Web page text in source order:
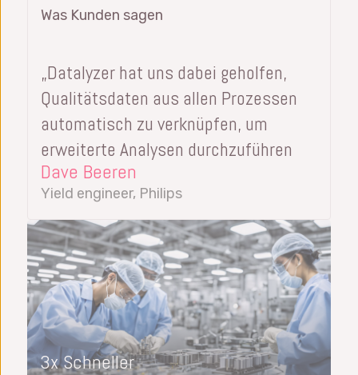
3x Schneller
Was Kunden sagen
„Datalyzer hat uns dabei geholfen,
Qualitätsdaten aus allen Prozessen
automatisch zu verknüpfen, um
erweiterte Analysen durchzuführen
Dave Beeren
Yield engineer, Philips